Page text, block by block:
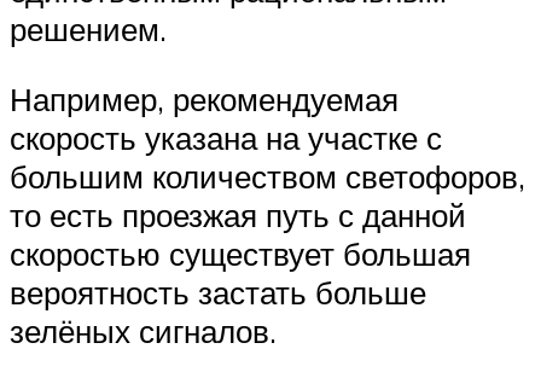
решением.
Например, рекомендуемая
скорость указана на участке с
большим количеством светофоров,
то есть проезжая путь с данной
скоростью существует большая
вероятность застать больше
зелёных сигналов.